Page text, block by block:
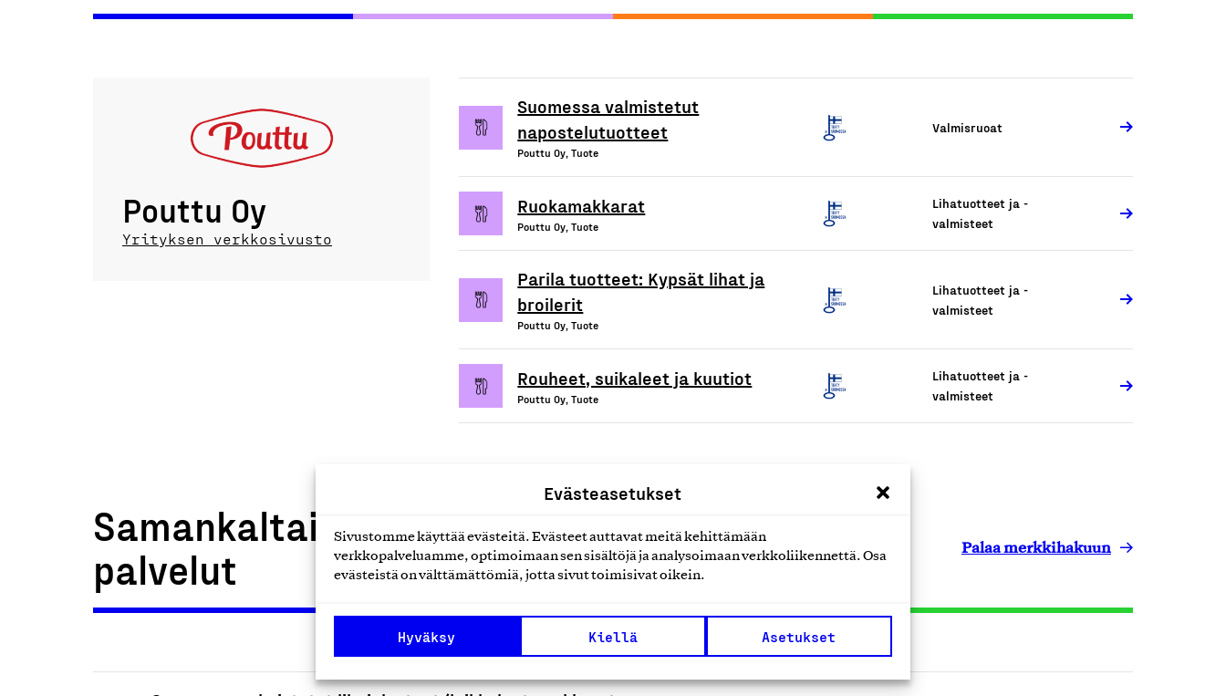
Evästeasetukset
Sivustomme käyttää evästeitä. Evästeet auttavat meitä kehittämään
verkkopalveluamme, optimoimaan sen sisältöjä ja analysoimaan verkkoliikennettä. Osa
evästeistä on välttämättömiä, jotta sivut toimisivat oikein.
Hyväksy Kiellä Asetukset
Pouttu Oy
Yrityksen verkkosivusto
Suomessa valmistetut
napostelutuotteet
Pouttu Oy, Tuote
Valmisruoat
Ruokamakkarat
Pouttu Oy, Tuote
Lihatuotteet ja -
valmisteet
Parila tuotteet: Kypsät lihat ja
broilerit
Pouttu Oy, Tuote
Lihatuotteet ja -
valmisteet
Rouheet, suikaleet ja kuutiot
Pouttu Oy, Tuote
Lihatuotteet ja -
valmisteet
Samankaltaiset tuotteet tai
palvelut
Palaa merkkihakuun